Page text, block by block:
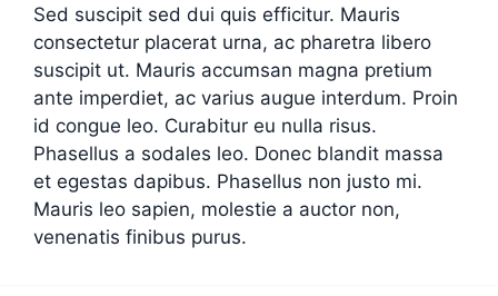
Sed suscipit sed dui quis efficitur. Mauris
consectetur placerat urna, ac pharetra libero
suscipit ut. Mauris accumsan magna pretium
ante imperdiet, ac varius augue interdum. Proin
id congue leo. Curabitur eu nulla risus.
Phasellus a sodales leo. Donec blandit massa
et egestas dapibus. Phasellus non justo mi.
Mauris leo sapien, molestie a auctor non,
venenatis finibus purus.